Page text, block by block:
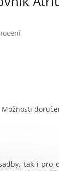
Možnosti
tak i pro